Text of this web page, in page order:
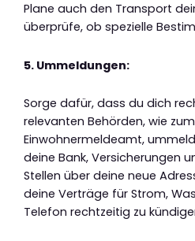
Plane auch den Transport
überprüfe, ob spezielle
5. Ummeldungen:
Sorge dafür, dass du dich
relevanten Behörden, wie
Einwohnermeldeamt,
deine Bank, Versicherungen
Stellen über deine neue
deine Verträge für Strom,
Telefon rechtzeitig zu